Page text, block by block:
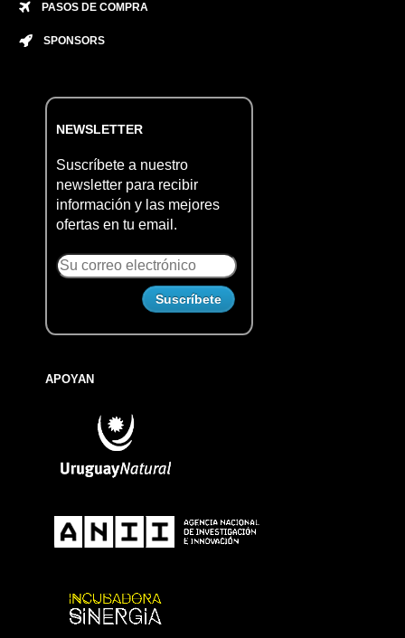
PASOS DE COMPRA
SPONSORS
NEWSLETTER
Suscríbete a nuestro
newsletter para recibir
información y las mejores
ofertas en tu email.
APOYAN